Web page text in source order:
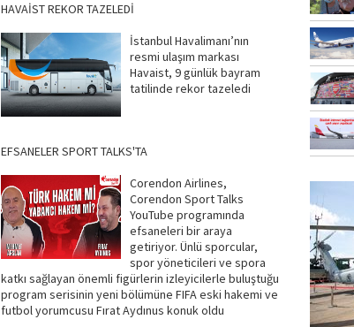
HAVAİST REKOR TAZELEDİ
İstanbul Havalimanı’nın
resmi ulaşım markası
Havaist, 9 günlük bayram
tatilinde rekor tazeledi
EFSANELER SPORT TALKS'TA
Corendon Airlines,
Corendon Sport Talks
YouTube programında
efsaneleri bir araya
getiriyor. Ünlü sporcular,
spor yöneticileri ve spora
katkı sağlayan önemli figürlerin izleyicilerle buluştuğu
program serisinin yeni bölümüne FIFA eski hakemi ve
futbol yorumcusu Fırat Aydınus konuk oldu